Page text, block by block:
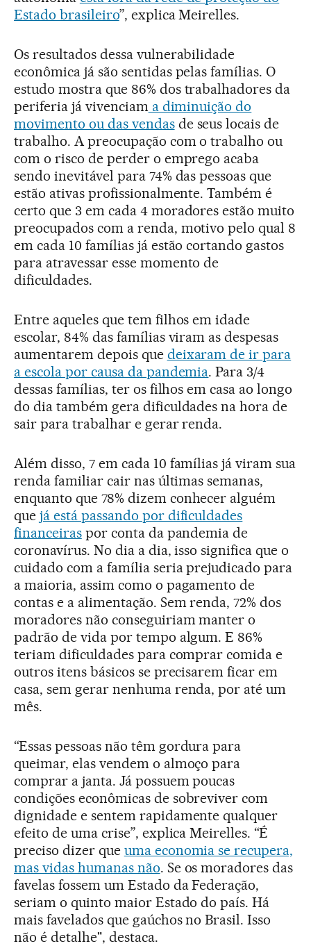
Estado brasileiro”, explica Meirelles.
Os resultados dessa vulnerabilidade
econômica já são sentidas pelas famílias. O
estudo mostra que 86% dos trabalhadores da
periferia já vivenciama diminuição do
movimento ou das vendasde seus locais de
trabalho. A preocupação com o trabalho ou
com o risco de perder o emprego acaba
sendo inevitável para 74% das pessoas que
estão ativas profissionalmente. Também é
certo que 3 em cada 4 moradores estão muito
preocupados com a renda, motivo pelo qual 8
em cada 10 famílias já estão cortando gastos
para atravessar esse momento de
dificuldades.
Entre aqueles que tem filhos em idade
escolar, 84% das famílias viram as despesas
aumentarem depois que deixaram de ir para
a escola por causa da pandemia. Para 3/4
dessas famílias, ter os filhos em casa ao longo
do dia também gera dificuldades na hora de
sair para trabalhar e gerar renda.
Além disso, 7 em cada 10 famílias já viram sua
renda familiar cair nas últimas semanas,
enquanto que 78% dizem conhecer alguém
que já está passando por dificuldades
financeiraspor conta da pandemia de
coronavírus. No dia a dia, isso significa que o
cuidado com a família seria prejudicado para
a maioria, assim como o pagamento de
contas e a alimentação. Sem renda, 72% dos
moradores não conseguiriam manter o
padrão de vida por tempo algum. E 86%
teriam dificuldades para comprar comida e
outros itens básicos se precisarem ficar em
casa, sem gerar nenhuma renda, por até um
mês.
“Essas pessoas não têm gordura para
queimar, elas vendem o almoço para
comprar a janta. Já possuem poucas
condições econômicas de sobreviver com
dignidade e sentem rapidamente qualquer
efeito de uma crise”, explica Meirelles. “É
preciso dizer que uma economia se recupera,
mas vidas humanas não. Se os moradores das
favelas fossem um Estado da Federação,
seriam o quinto maior Estado do país. Há
mais favelados que gaúchos no Brasil. Isso
não é detalhe", destaca.